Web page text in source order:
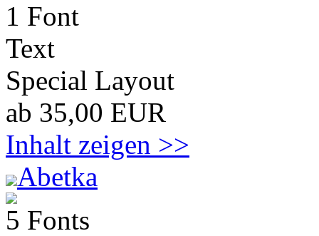
1 Font
Text
Special Layout
ab 35,00 EUR
Inhalt zeigen >>
Abetka
5 Fonts